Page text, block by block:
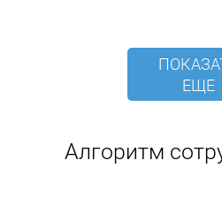
ЕЩЕ
Алгоритм